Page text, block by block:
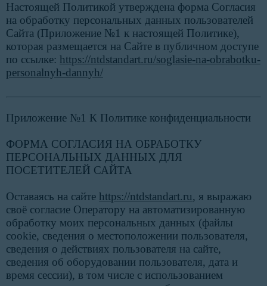
Настоящей Политикой утверждена форма Согласия
на обработку персональных данных пользователей
Сайта (Приложение №1 к настоящей Политике),
которая размещается на Сайте в публичном доступе
по ссылке: https://ntdstandart.ru/soglasie-na-obrabotku-
personalnyh-dannyh/
Приложение №1 К Политике конфиденциальности
ФОРМА СОГЛАСИЯ НА ОБРАБОТКУ
ПЕРСОНАЛЬНЫХ ДАННЫХ ДЛЯ
ПОСЕТИТЕЛЕЙ САЙТА
Оставаясь на сайте https://ntdstandart.ru, я выражаю
своё согласие Оператору на автоматизированную
обработку моих персональных данных (файлы
cookie, сведения о местоположении пользователя,
сведения о действиях пользователя на сайте,
сведения об оборудовании пользователя, дата и
время сессии), в том числе с использованием